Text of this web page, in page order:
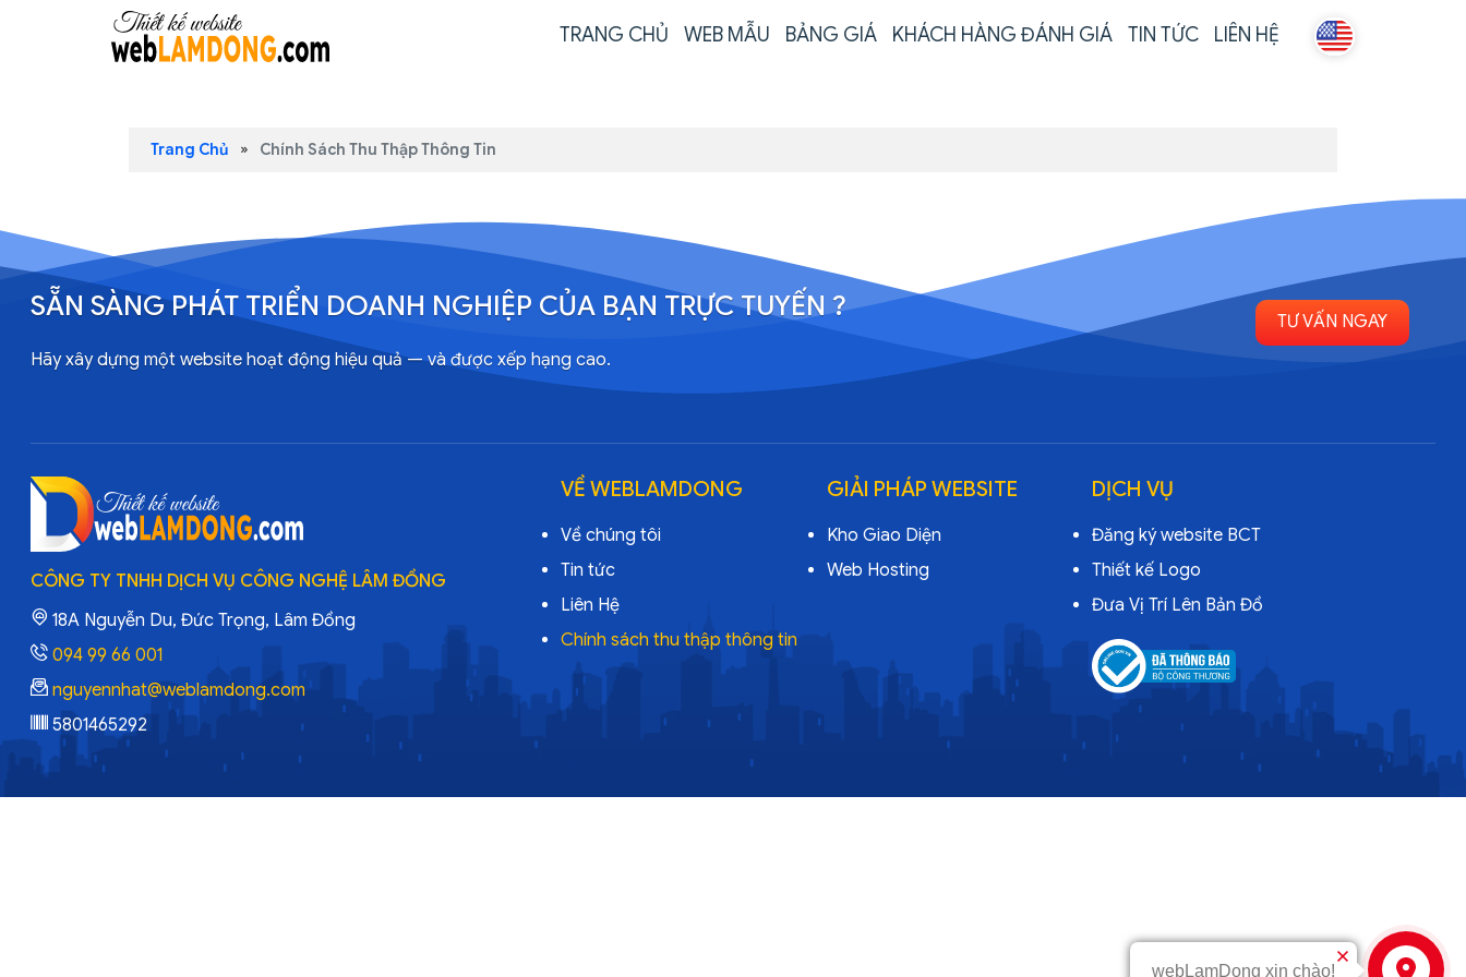
TRANG CHỦ WEB MẪU BẢNG GIÁ KHÁCH HÀNG ĐÁNH GIÁ TIN TỨC LIÊN HỆ
Trang Chủ Chính Sách Thu Thập Thông Tin
SẴN SÀNG PHÁT TRIỂN DOANH NGHIỆP CỦA BẠN TRỰC TUYẾN ?
Hãy xây dựng một website hoạt động hiệu quả — và được xếp hạng cao.
TƯ VẤN NGAY
CÔNG TY TNHH DỊCH VỤ CÔNG NGHỆ LÂM ĐỒNG
18A Nguyễn Du, Đức Trọng, Lâm Đồng
094 99 66 001
nguyennhat@weblamdong.com
5801465292
VỀ WEBLAMDONG
Về chúng tôi
Tin tức
Liên Hệ
Chính sách thu thập thông tin
GIẢI PHÁP WEBSITE
Kho Giao Diện
Web Hosting
DỊCH VỤ
Đăng ký website BCT
Thiết kế Logo
Đưa Vị Trí Lên Bản Đồ
webLamDong xin chào!